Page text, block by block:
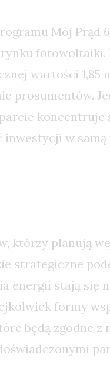
Mój Prąd
fotowoltaiki.
wartości 1,85
prosumentów.
koncentruje
inwestycji w
którzy planują
strategiczne
energii stają się
formy
będą zgodne